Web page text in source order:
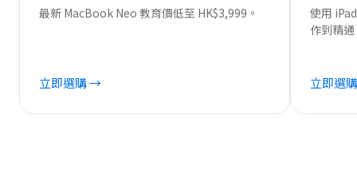
最新 MacBook Neo 教育價低至 HK$3,999。
立即選購 →
使用
作到精
立即選